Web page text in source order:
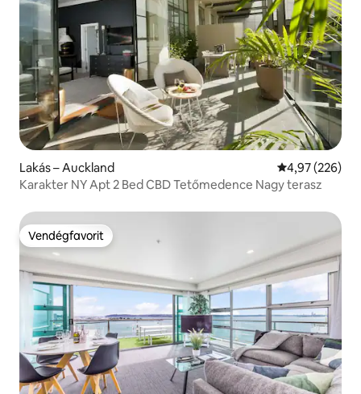
Lakás – Auckland Átlagos
4,97 (226)
Karakter NY Apt 2 Bed CBD Tetőmedence Nagy terasz
Vendégfavorit
Vendégfavorit